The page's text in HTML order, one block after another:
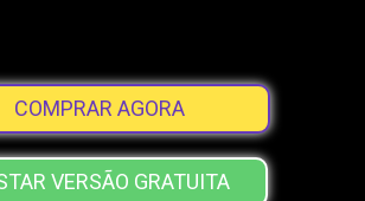
COMPRAR AGORA
VERSÃO GRATUITA